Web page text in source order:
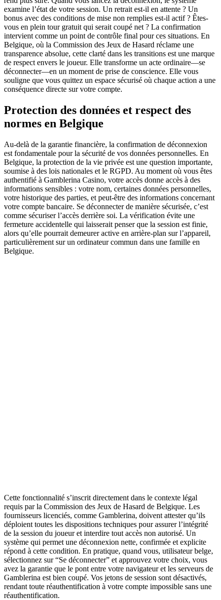
examine l’état de votre session. Un retrait est-il en attente ? Un
bonus avec des conditions de mise non remplies est-il actif ? Êtes-
vous en plein tour gratuit qui serait coupé net ? La confirmation
intervient comme un point de contrôle final pour ces situations. En
Belgique, où la Commission des Jeux de Hasard réclame une
transparence absolue, cette clarté dans les transitions est une marque
de respect envers le joueur. Elle transforme un acte ordinaire—se
déconnecter—en un moment de prise de conscience. Elle vous
souligne que vous quittez un espace sécurisé où chaque action a une
conséquence directe sur votre compte.
Protection des données et respect des
normes en Belgique
Au-delà de la garantie financière, la confirmation de déconnexion
est fondamentale pour la sécurité de vos données personnelles. En
Belgique, la protection de la vie privée est une question importante,
soumise à des lois nationales et le RGPD. Au moment où vous êtes
authentifié à Gamblerina Casino, votre accès donne accès à des
informations sensibles : votre nom, certaines données personnelles,
votre historique des parties, et peut-être des informations concernant
votre compte bancaire. Se déconnecter de manière sécurisée, c’est
comme sécuriser l’accès derrière soi. La vérification évite une
fermeture accidentelle qui laisserait penser que la session est finie,
alors qu’elle pourrait demeurer active en arrière-plan sur l’appareil,
particulièrement sur un ordinateur commun dans une famille en
Belgique.
Cette fonctionnalité s’inscrit directement dans le contexte légal
requis par la Commission des Jeux de Hasard de Belgique. Les
fournisseurs licenciés, comme Gamblerina, doivent attester qu’ils
déploient toutes les dispositions techniques pour assurer l’intégrité
de la session du joueur et interdire tout accès non autorisé. Un
système qui permet une déconnexion nette, confirmée et explicite
répond à cette condition. En pratique, quand vous, utilisateur belge,
sélectionnez sur “Se déconnecter” et approuvez votre choix, vous
avez la garantie que le pont entre votre navigateur et les serveurs de
Gamblerina est bien coupé. Vos jetons de session sont désactivés,
rendant toute réauthentification à votre compte impossible sans une
réauthentification.